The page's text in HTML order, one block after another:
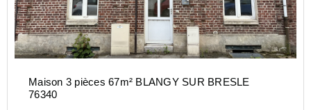
Maison 3 pièces 67m² BLANGY SUR BRESLE
76340